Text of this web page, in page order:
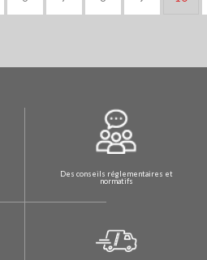
Des conseils réglementaires et
normatifs